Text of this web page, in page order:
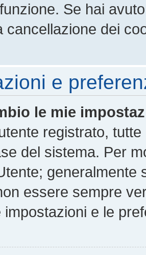
Se hai
cancellazione dei
e
le mie
registrato,
del sistema. Per
generalmente
essere sempre
impostazioni e le